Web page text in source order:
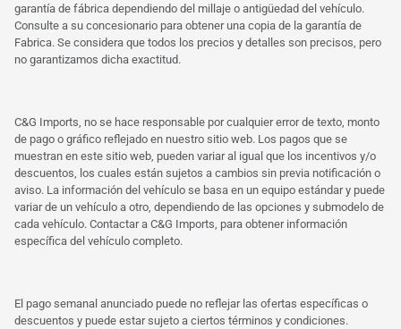
garantía de fábrica dependiendo del millaje o antigüedad del vehículo.
Consulte a su concesionario para obtener una copia de la garantía de
Fabrica. Se considera que todos los precios y detalles son precisos, pero
no garantizamos dicha exactitud.
C&G Imports, no se hace responsable por cualquier error de texto, monto
de pago o gráfico reflejado en nuestro sitio web. Los pagos que se
muestran en este sitio web, pueden variar al igual que los incentivos y/o
descuentos, los cuales están sujetos a cambios sin previa notificación o
aviso. La información del vehículo se basa en un equipo estándar y puede
variar de un vehículo a otro, dependiendo de las opciones y submodelo de
cada vehículo. Contactar a C&G Imports, para obtener información
específica del vehículo completo.
El pago semanal anunciado puede no reflejar las ofertas específicas o
descuentos y puede estar sujeto a ciertos términos y condiciones.